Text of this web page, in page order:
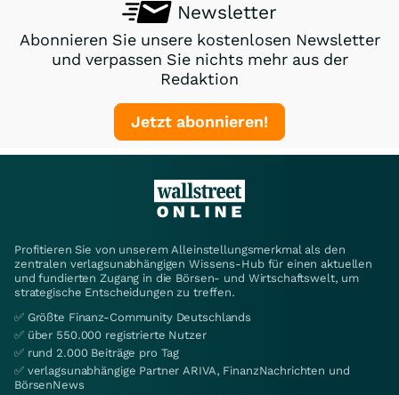
Newsletter
Abonnieren Sie unsere kostenlosen Newsletter
und verpassen Sie nichts mehr aus der
Redaktion
Jetzt abonnieren!
Profitieren Sie von unserem Alleinstellungsmerkmal als den
zentralen verlagsunabhängigen Wissens-Hub für einen aktuellen
und fundierten Zugang in die Börsen- und Wirtschaftswelt, um
strategische Entscheidungen zu treffen.
✅ Größte Finanz-Community Deutschlands
✅ über 550.000 registrierte Nutzer
✅ rund 2.000 Beiträge pro Tag
✅ verlagsunabhängige Partner ARIVA, FinanzNachrichten und
BörsenNews